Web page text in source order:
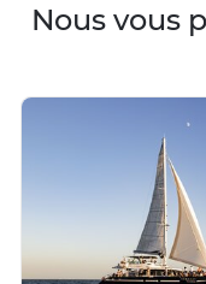
Nous vous